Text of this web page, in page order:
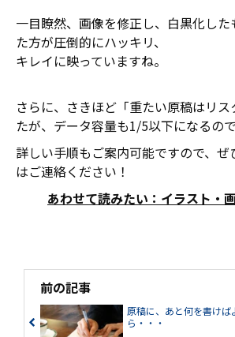
一目瞭然、画像を修正し、白黒化した
た方が圧倒的にハッキリ、
キレイに映っていますね。
さらに、さきほど「重たい原稿はリ
たが、データ容量も1/5以下になるので
詳しい手順もご案内可能ですので、
はご連絡ください！
あわせて読みたい：イラスト・
前の記事
原稿に、あと何を書けば
ら・・・